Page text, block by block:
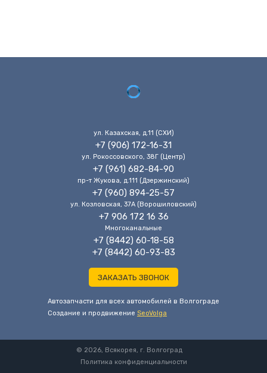
Автозапчасти для всех автомобилей в Волгограде
Cоздание и продвижение SeoVolga
ул. Казахская, д.11 (CХИ)
+7 (906) 172-16-31
ул. Рокоссовского, 38Г (Центр)
+7 (961) 682-84-90
пр-т Жукова, д.111 (Дзержинский)
+7 (960) 894-25-57
ул. Козловская, 37А (Ворошиловский)
+7 906 172 16 36
Многоканальные
+7 (8442) 60-18-58
+7 (8442) 60-93-83
ЗАКАЗАТЬ ЗВОНОК
© 2026, Всякорея, г. Волгоград
Политика конфиденциальности